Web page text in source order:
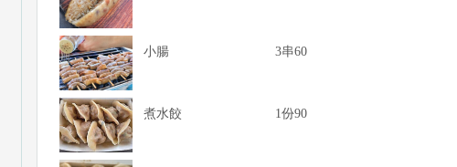
小腸 3串60
煮水餃 1份90